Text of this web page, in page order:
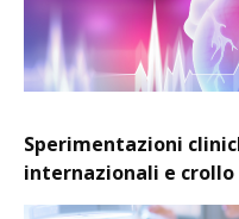
Sperimentazioni
internazionali e